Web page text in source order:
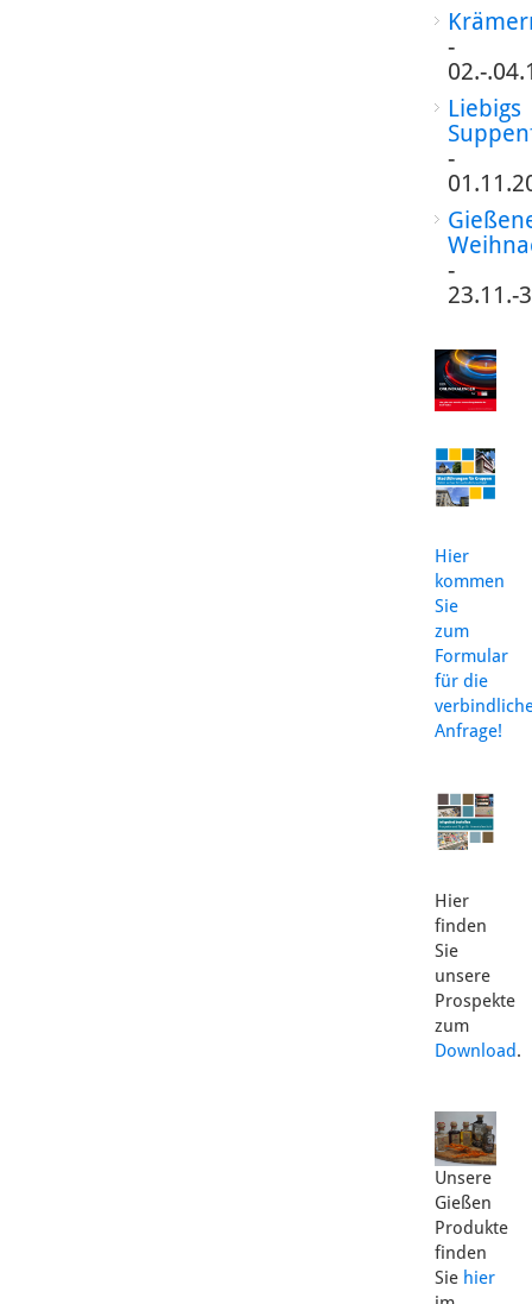
-
02.-
Liebigs
-
-
23.11.-
Hier
kommen
Sie
zum
Formular
für die
Anfrage!
Hier
finden
Sie
unsere
Prospekte
zum
Download.
Unsere
Gießen
Produkte
finden
Sie hier